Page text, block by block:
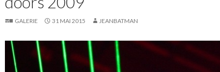
GALERIE 31 MAI 2015 JEANBATMAN